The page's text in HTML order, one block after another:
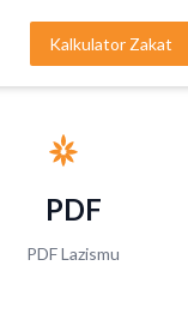
Kalkulator Zakat
PDF
PDF Lazismu